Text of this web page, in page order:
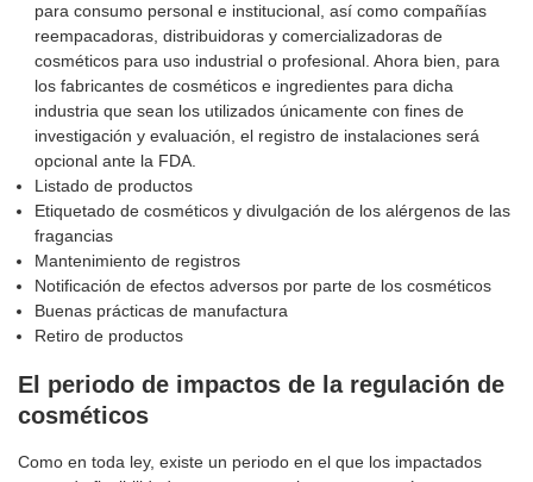
para consumo personal e institucional, así como compañías
reempacadoras, distribuidoras y comercializadoras de
cosméticos para uso industrial o profesional. Ahora bien, para
los fabricantes de cosméticos e ingredientes para dicha
industria que sean los utilizados únicamente con fines de
investigación y evaluación, el registro de instalaciones será
opcional ante la FDA.
Listado de productos
Etiquetado de cosméticos y divulgación de los alérgenos de las
fragancias
Mantenimiento de registros
Notificación de efectos adversos por parte de los cosméticos
Buenas prácticas de manufactura
Retiro de productos
El periodo de impactos de la regulación de
cosméticos
Como en toda ley, existe un periodo en el que los impactados